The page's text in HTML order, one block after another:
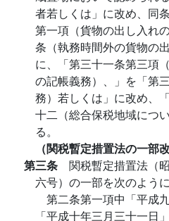
者若しくは」に改め、同
第一項（貨物の出し入れ
条（執務時間外の貨物の
に、「第三十一条第三項
の記帳義務）、」を「第
務）若しくは」に改め、
十二（総合保税地域につ
る。
（関税暫定措置法の一部
第三条 関税暫定措置法（
六号）の一部を次のよう
第二条第一項中「平成
「平成十年三月三十一日